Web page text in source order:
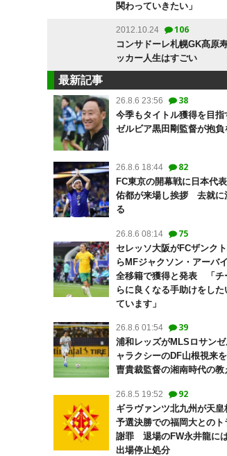
関わっていきたい」
2012.10.24 106
コンサドーレ札幌GK髙原
ッカー人生はすごい
最新記事
26.8.6 23:56 38
今季もタイトル獲得を目指
ゼルビア黒田剛監督が抱負
26.8.6 18:44 82
FC東京の開幕戦に日本代
佑都が来場し挨拶 去就に
る
26.8.6 08:14 75
セレッソ大阪がFCザンク
らMFジャクソン・アーバ
全移籍で獲得と発表 「チ
らに良くなる手助けをした
ています」
26.8.6 01:54 39
浦和レッズがMLSロサン
ャラクシーのDF山根視来
曺貴裁監督の湘南時代の教
26.8.5 19:52 92
ギラヴァンツ北九州が天皇
予選決勝での福岡大とのト
謝罪 退場のFW永井龍に
出場停止処分